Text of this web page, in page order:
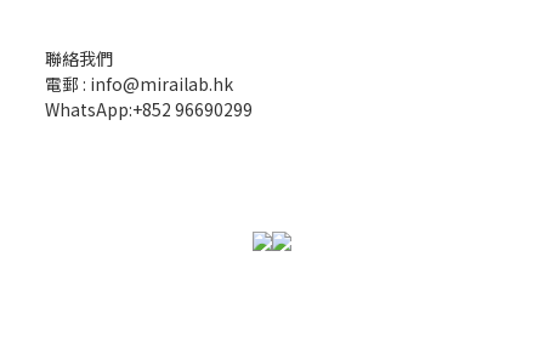
聯絡我們
電郵 : info@mirailab.hk
WhatsApp:+852 96690299